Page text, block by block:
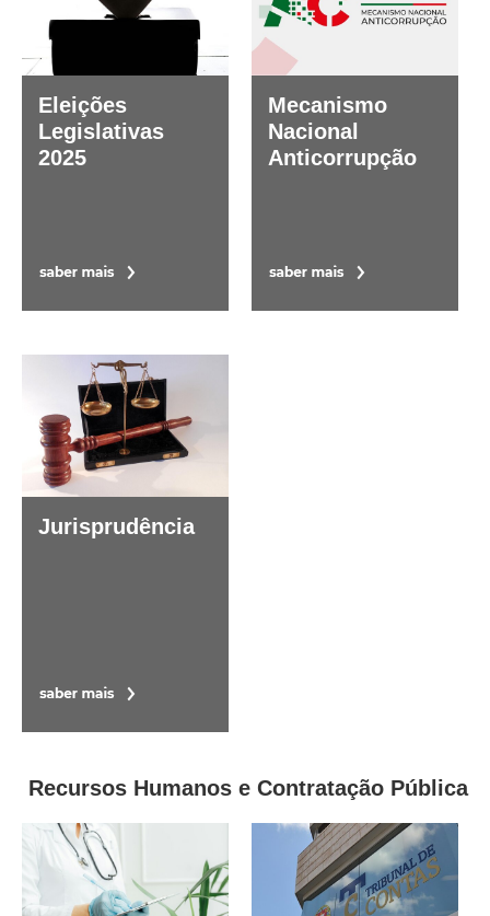
Eleições
Legislativas
2025
Mecanismo
Nacional
Anticorrupção
Jurisprudência
Recursos Humanos e Contratação Pública